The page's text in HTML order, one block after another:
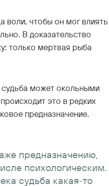
воли, чтобы он мог влиять
В доказательство
только мертвая рыба
может окольными
это в редких
предназначение.
предназначению,
психологическим.
судьба какая-то